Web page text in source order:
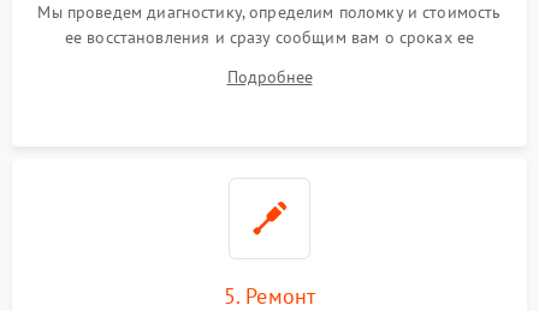
Мы проведем диагностику, определим поломку и стоимость
ее восстановления и сразу сообщим вам о сроках ее
Подробнее
5. Ремонт